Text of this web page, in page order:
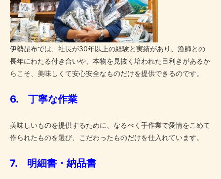
伊勢昆布では、社長が30年以上の経験と実績があり、漁師との
長年にわたる付き合いや、本物を見抜く培われた目利きがあるか
らこそ、美味しくて安心安全なものだけを提供できるのです。
6. 丁寧な作業
美味しいものを提供するために、なるべく手作業で愛情をこめて
作られたものを選び、こだわったものだけを仕入れています。
7. 明細書・納品書